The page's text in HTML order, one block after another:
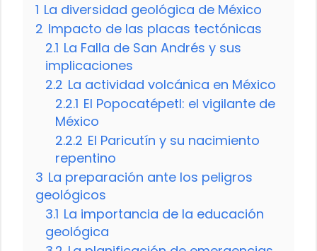
1 La diversidad geológica de México
2 Impacto de las placas tectónicas
2.1 La Falla de San Andrés y sus
implicaciones
2.2 La actividad volcánica en México
2.2.1 El Popocatépetl: el vigilante de
México
2.2.2 El Paricutín y su nacimiento
repentino
3 La preparación ante los peligros
geológicos
3.1 La importancia de la educación
geológica